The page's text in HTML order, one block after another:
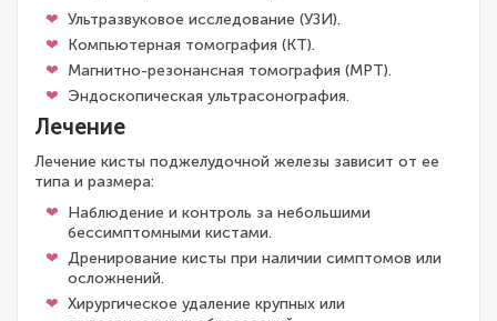
Ультразвуковое исследование (УЗИ).
Компьютерная томография (КТ).
Магнитно-резонансная томография (МРТ).
Эндоскопическая ультрасонография.
Лечение
Лечение кисты поджелудочной железы зависит от ее
типа и размера:
Наблюдение и контроль за небольшими
бессимптомными кистами.
Дренирование кисты при наличии симптомов или
осложнений.
Хирургическое удаление крупных или